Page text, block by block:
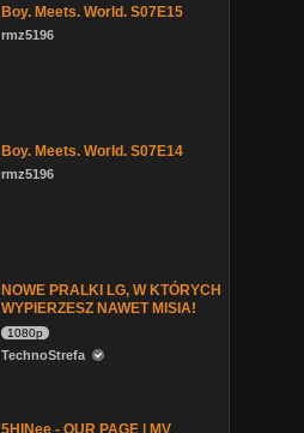
Boy. Meets. World. S07E15
rmz5196
Boy. Meets. World. S07E14
rmz5196
NOWE PRALKI LG, W KTÓRYCH
WYPIERZESZ NAWET MISIA!
1080p
TechnoStrefa
5HINee - OUR PAGE | MV